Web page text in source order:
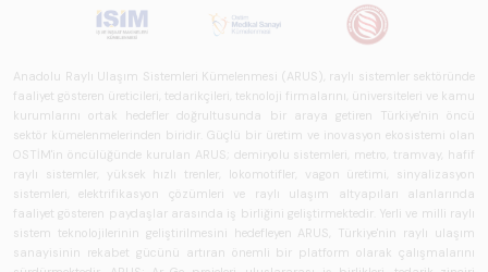
Anadolu Raylı Ulaşım Sistemleri Kümelenmesi (ARUS), raylı sistemler sektöründe
faaliyet gösteren üreticileri, tedarikçileri, teknoloji firmalarını, üniversiteleri ve kamu
kurumlarını ortak hedefler doğrultusunda bir araya getiren Türkiye'nin öncü
sektör kümelenmelerinden biridir. Güçlü bir üretim ve inovasyon ekosistemi olan
OSTİM'in öncülüğünde kurulan ARUS; demiryolu sistemleri, metro, tramvay, hafif
raylı sistemler, yüksek hızlı trenler, lokomotifler, vagon üretimi, sinyalizasyon
sistemleri, elektrifikasyon çözümleri ve raylı ulaşım altyapıları alanlarında
faaliyet gösteren paydaşlar arasında iş birliğini geliştirmektedir. Yerli ve milli raylı
sistem teknolojilerinin geliştirilmesini hedefleyen ARUS, Türkiye'nin raylı ulaşım
sanayisinin rekabet gücünü artıran önemli bir platform olarak çalışmalarını